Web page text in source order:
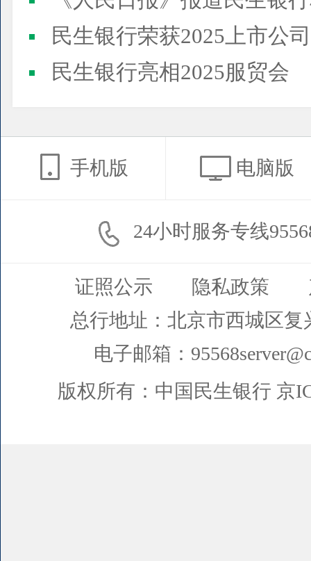
民生银行荣获2025上市公司董事会最佳实践案例、上市公
民生银行亮相2025服贸会
手机版 电脑版
24小时服务专线
证照公示 隐私政策
总行地址：北京市西城区复
电子邮箱：
版权所有：中国民生银行 京